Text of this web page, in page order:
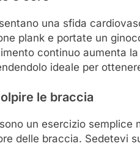
una sfida
plank e portate un
continuo aumenta
ideale per
le braccia
un esercizio
delle braccia. Sedetevi